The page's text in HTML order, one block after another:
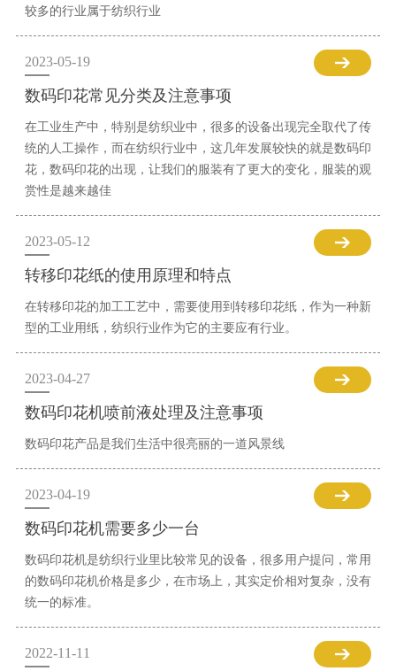
较多的行业属于纺织行业
2023-05-19
数码印花常见分类及注意事项
在工业生产中，特别是纺织业中，很多的设备出现完全取代了传
统的人工操作，而在纺织行业中，这几年发展较快的就是数码印
花，数码印花的出现，让我们的服装有了更大的变化，服装的观
赏性是越来越佳
2023-05-12
转移印花纸的使用原理和特点
在转移印花的加工工艺中，需要使用到转移印花纸，作为一种新
型的工业用纸，纺织行业作为它的主要应有行业。
2023-04-27
数码印花机喷前液处理及注意事项
数码印花产品是我们生活中很亮丽的一道风景线
2023-04-19
数码印花机需要多少一台
数码印花机是纺织行业里比较常见的设备，很多用户提问，常用
的数码印花机价格是多少，在市场上，其实定价相对复杂，没有
统一的标准。
2022-11-11